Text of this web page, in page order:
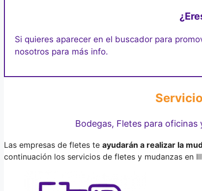
Si quieres aparecer en el buscador para
nosotros para más info.
Bodegas, Fletes para
Las empresas de fletes te ayudarán a realizar la
continuación los servicios de fletes y mudanzas en